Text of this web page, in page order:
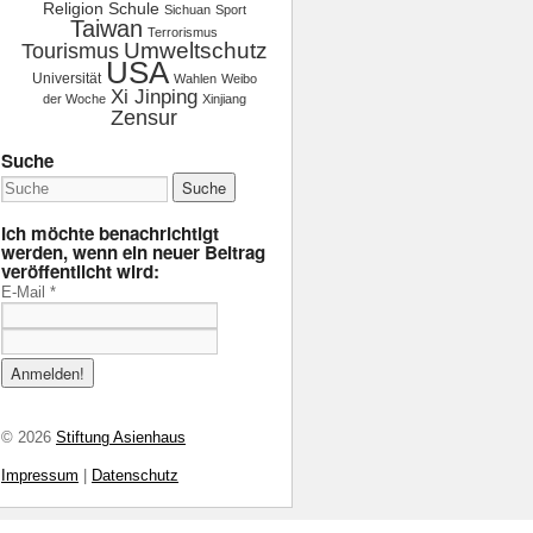
Religion Schule Sichuan Sport
Taiwan Terrorismus
Tourismus Umweltschutz
Universität USA Wahlen Weibo
der Woche Xi Jinping Xinjiang
Zensur
Suche
Ich möchte benachrichtigt
werden, wenn ein neuer Beitrag
veröffentlicht wird:
E-Mail *
© 2026 Stiftung Asienhaus
Impressum Datenschutz